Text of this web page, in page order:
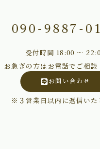
090-9887-
受付時間 18:00 〜
お急ぎの方はお電話でご相談
お問い合わせ
※３営業日以内に返信いた